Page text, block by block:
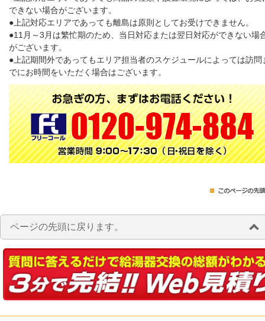
できない場合がございます。
●上記対応エリアであっても離島は原則としてお受けできません。
●11月～3月は繁忙期のため、当日対応または翌日対応ができない場
がございます。
●上記期間外であってもエリア担当者のスケジュールによっては訪問
でにお時間をいただく場合はございます。
ページの先頭に戻ります。